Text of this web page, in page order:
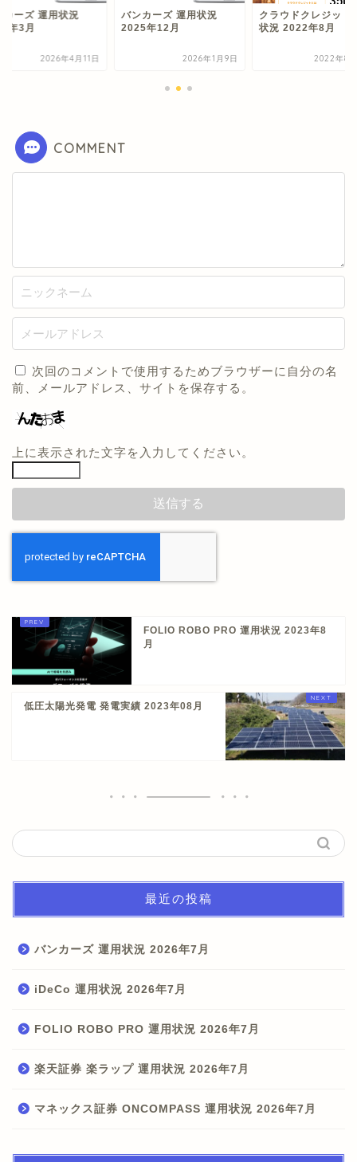
カーズ 運用状況
年3月
2026年4月11日
バンカーズ 運用状況
2025年12月
2026年1月9日
クラウドクレジット
状況 2022年8月
2022年8
COMMENT
次回のコメントで使用するためブラウザーに自分の名
前、メールアドレス、サイトを保存する。
上に表示された文字を入力してください。
FOLIO ROBO PRO 運用状況 2023年8
月
低圧太陽光発電 発電実績 2023年08月
最近の投稿
バンカーズ 運用状況 2026年7月
iDeCo 運用状況 2026年7月
FOLIO ROBO PRO 運用状況 2026年7月
楽天証券 楽ラップ 運用状況 2026年7月
マネックス証券 ONCOMPASS 運用状況 2026年7月